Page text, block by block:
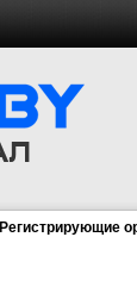
Регистрирующие